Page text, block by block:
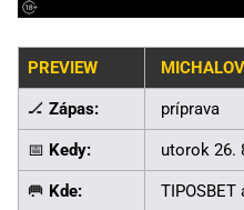
PREVIEW
🏒 Zápas: príprava
📅 Kedy: utorok 26.
🥅 Kde: